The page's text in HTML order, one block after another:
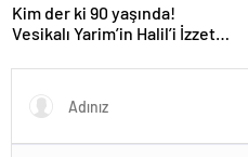
Kim der ki 90 yaşında!
Vesikalı Yarim’in Halil’i İzzet
oldu!